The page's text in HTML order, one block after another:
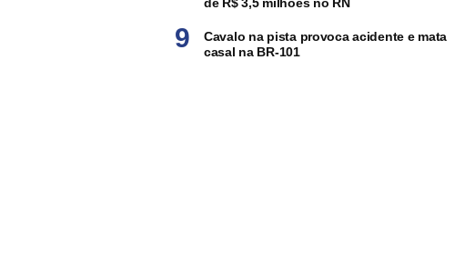
Cavalo na pista provoca acidente e mata
casal na BR-101